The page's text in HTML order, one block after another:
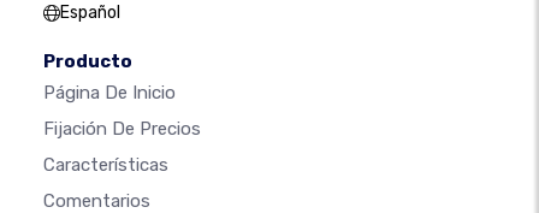
Español
Producto
Página De Inicio
Fijación De Precios
Características
Comentarios